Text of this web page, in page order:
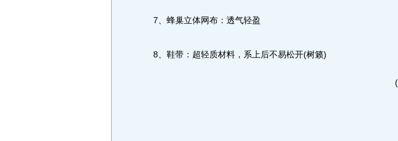
7、蜂巢立体网布：透气轻盈
8、鞋带：超轻质材料，系上后不易松开(树籁)